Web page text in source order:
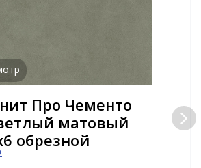
Про Чементо
матовый
обрезной